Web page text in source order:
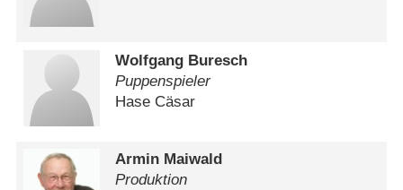
Wolfgang Buresch
Puppenspieler
Hase Cäsar
Armin Maiwald
Produktion